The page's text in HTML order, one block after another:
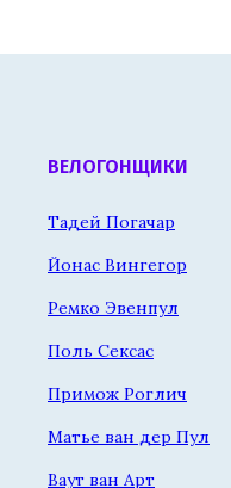
ВЕЛОГОНЩИКИ
Тадей Погачар
Йонас Вингегор
Ремко Эвенпул
Поль Сексас
Примож Роглич
Матье ван дер Пул
Ваут ван Арт